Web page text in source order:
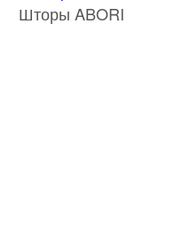
Шторы ABORI